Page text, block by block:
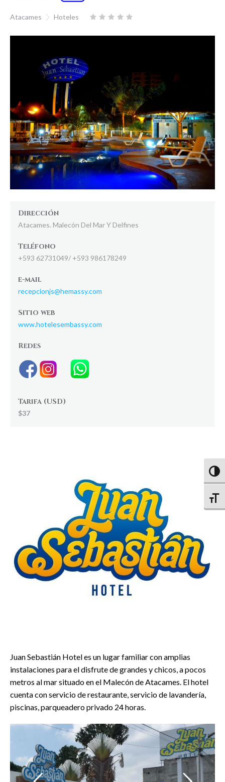
Atacames Hoteles
Dirección
Atacames. Malecón Del Mar Y Delfines
Teléfono
+593 62731049/ +593 986178249
e-mail
recepcionjs@hemassy.com
Sitio web
www.hotelesembassy.com
Redes
Tarifa (USD)
$37
Juan Sebastián Hotel es un lugar familiar con amplias
instalaciones para el disfrute de grandes y chicos, a pocos
metros al mar situado en el Malecón de Atacames. El hotel
cuenta con servicio de restaurante, servicio de lavandería,
piscinas, parqueadero privado 24 horas.